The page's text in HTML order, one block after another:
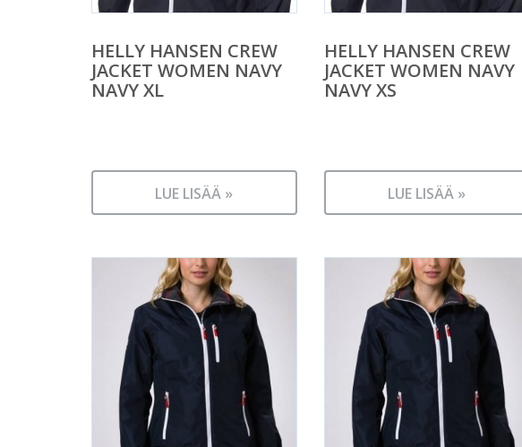
HELLY HANSEN CREW
JACKET WOMEN NAVY
NAVY XL
LUE LISÄÄ »
HELLY HANSEN CREW
JACKET WOMEN NAVY
NAVY XS
LUE LISÄÄ »